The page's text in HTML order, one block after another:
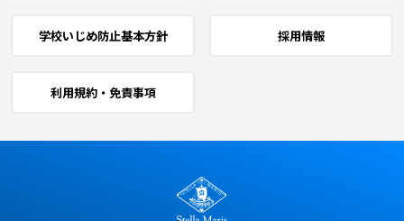
学校いじめ防止基本方針 採用情報
利用規約・免責事項